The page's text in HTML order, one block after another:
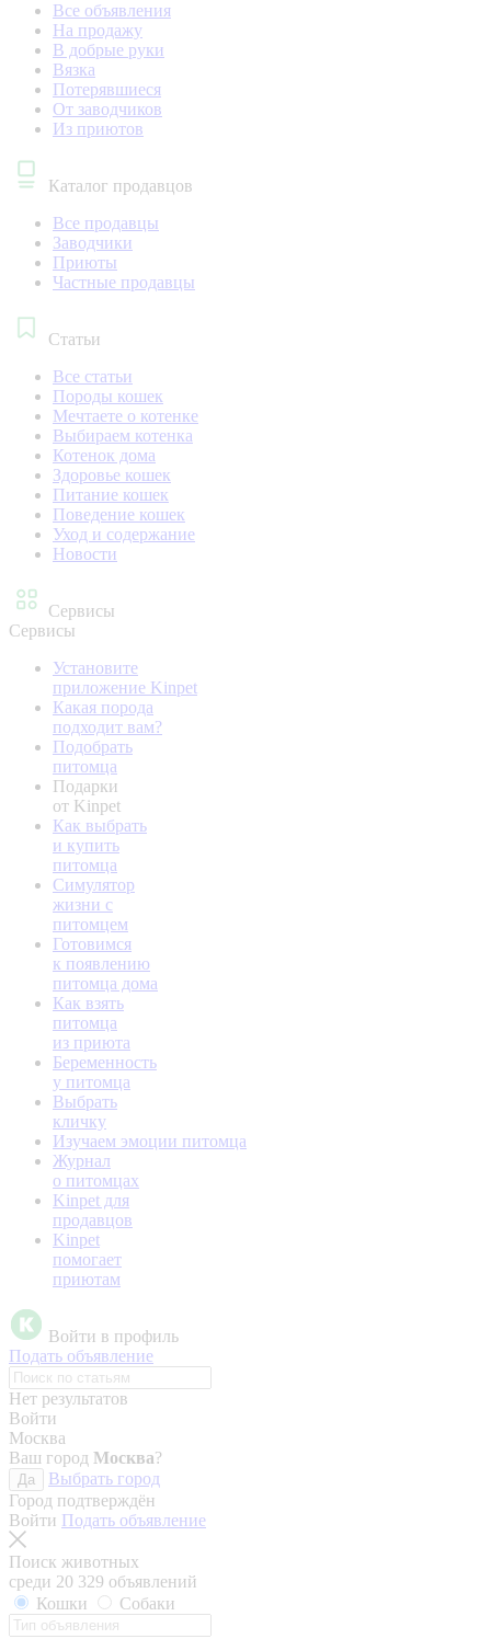
Все объявления
На продажу
В добрые руки
Вязка
Потерявшиеся
От заводчиков
Из приютов
Каталог продавцов
Все продавцы
Заводчики
Приюты
Частные продавцы
Статьи
Все статьи
Породы кошек
Мечтаете о котенке
Выбираем котенка
Котенок дома
Здоровье кошек
Питание кошек
Поведение кошек
Уход и содержание
Новости
Сервисы
Сервисы
Установите
приложение Kinpet
Какая порода
подходит вам?
Подобрать
питомца
Подарки
от Kinpet
Как выбрать
и купить
питомца
Симулятор
жизни с
питомцем
Готовимся
к появлению
питомца дома
Как взять
питомца
из приюта
Беременность
у питомца
Выбрать
кличку
Изучаем эмоции питомца
Журнал
о питомцах
Kinpet для
продавцов
Kinpet
помогает
приютам
Войти в профиль
Подать объявление
Нет результатов
Войти
Москва
Ваш город Москва?
Да
Выбрать город
Город подтверждён
Войти Подать объявление
Поиск животных
среди 20 329 объявлений
Кошки
Собаки